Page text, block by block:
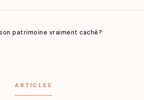
patrimoine vraiment caché?
ARTICLES